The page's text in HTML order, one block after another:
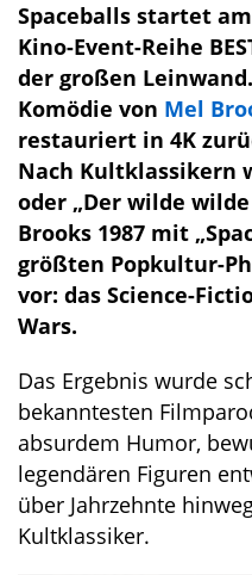
Spaceballs startet
Kino-Event-Reihe
der großen
Komödie von Mel
restauriert in 4K
Nach Kultklassikern
oder „Der wilde
Brooks 1987 mit
größten Popkultur-
vor: das Science-
Wars.
Das Ergebnis wurde
bekanntesten
absurdem Humor,
legendären Figuren
über Jahrzehnte
Kultklassiker.